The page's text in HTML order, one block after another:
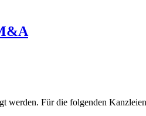
werden. Für die folgenden